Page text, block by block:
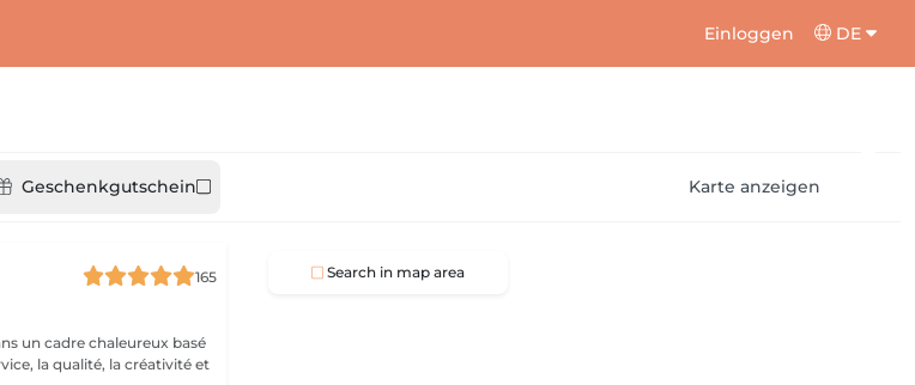
Einloggen DE
Geschenkgutschein Karte anzeigen
165
un cadre chaleureux basé
la qualité, la créativité et
Search in map area